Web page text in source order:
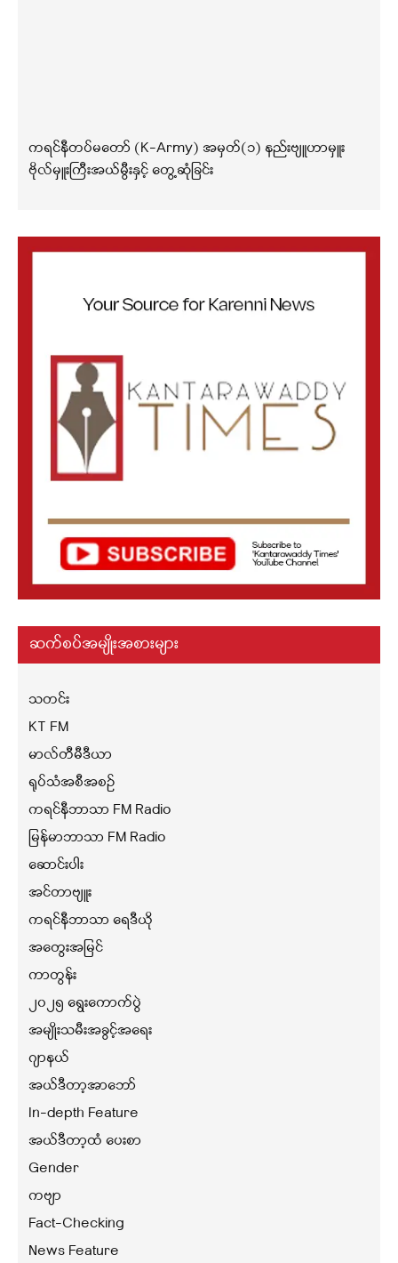
ကရင်နီတပ်မတော် (K-Army) အမှတ်(၁) နည်းဗျူဟာမှူး
ဗိုလ်မှူးကြီးအယ်မွီးနှင့် တွေ့ဆုံခြင်း
ဆက်စပ်အမျိုးအစားများ
သတင်း
KT FM
မာလ်တီမီဒီယာ
ရုပ်သံအစီအစဉ်
ကရင်နီဘာသာ FM Radio
မြန်မာဘာသာ FM Radio
ဆောင်းပါး
အင်တာဗျူး
ကရင်နီဘာသာ ရေဒီယို
အတွေးအမြင်
ကာတွန်း
၂၀၂၅ ရွေးကောက်ပွဲ
အမျိုးသမီးအခွင့်အရေး
ဂျာနယ်
အယ်ဒီတာ့အာဘော်
In-depth Feature
အယ်ဒီတာ့ထံ ပေးစာ
Gender
ကဗျာ
Fact-Checking
News Feature